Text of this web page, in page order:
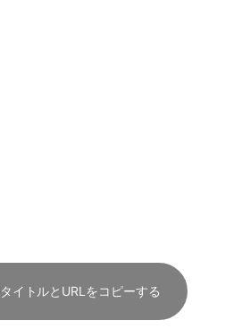
イトルとURLをコピーする